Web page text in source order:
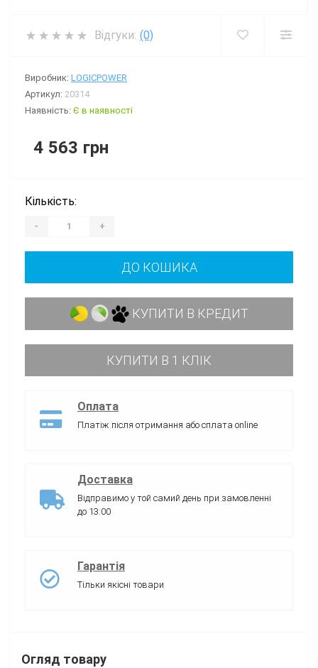
Відгуки: (0)
Виробник: LOGICPOWER
Артикул: 20314
Наявність: Є в наявності
4 563 грн
Кількість:
- +
ДО КОШИКА
КУПИТИ В КРЕДИТ
КУПИТИ В 1 КЛІК
Оплата
Платіж після отримання або сплата online
Доставка
Відправимо у той самий день при замовленні
до 13:00
Гарантія
Тільки якісні товари
Огляд товару